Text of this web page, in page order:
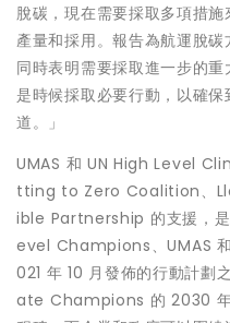
脫碳，現在需要採取多項措
產量和採用。報告為航運脫
同時表明需要採取進一步的
是時候採取必要行動，以確
道。」
UMAS 和 UN High Level
tting to Zero Coalition、
ible Partnership 的支援，
evel Champions、UMAS
021 年 10 月發佈的行動計
ate Champions 的 2030 年